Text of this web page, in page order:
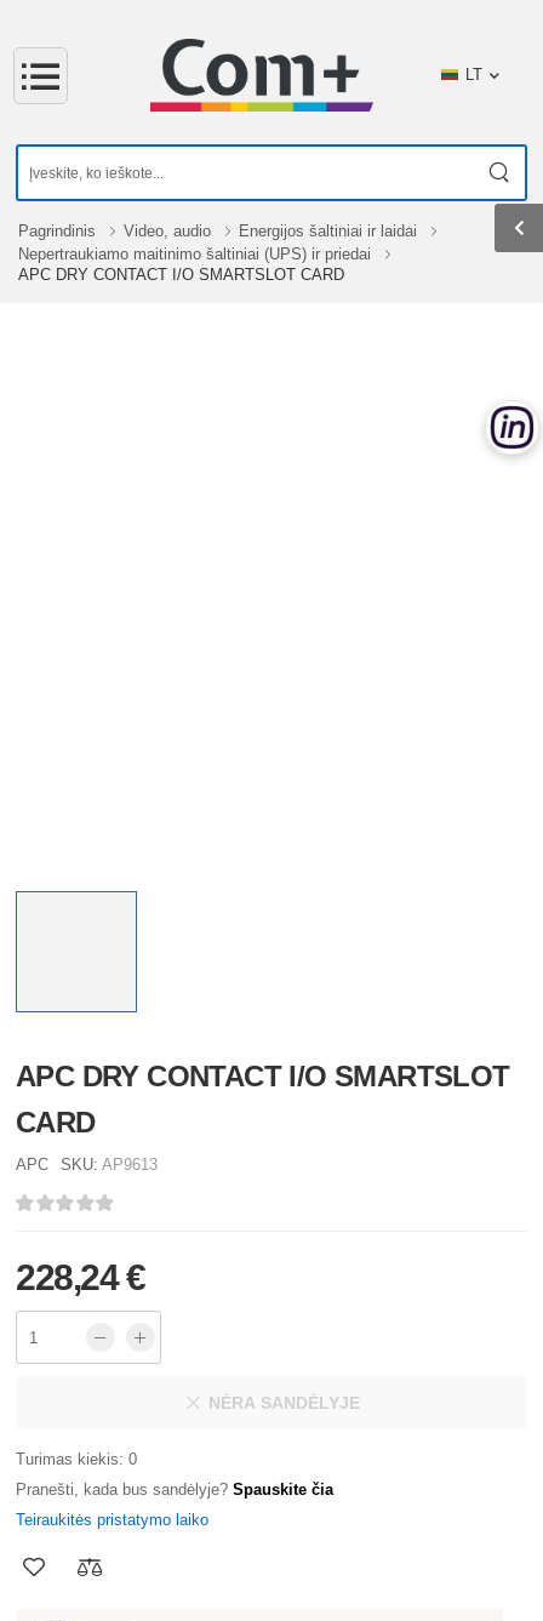
LT
Pagrindinis Video, audio
Energijos šaltiniai ir laidai
Nepertraukiamo maitinimo šaltiniai (UPS) ir priedai
APC DRY CONTACT I/O SMARTSLOT CARD
APC DRY CONTACT I/O SMARTSLOT
CARD
APC SKU: AP9613
228,24 €
NĖRA SANDĖLYJE
Turimas kiekis: 0
Pranešti, kada bus sandėlyje? Spauskite čia
Teiraukitės pristatymo laiko